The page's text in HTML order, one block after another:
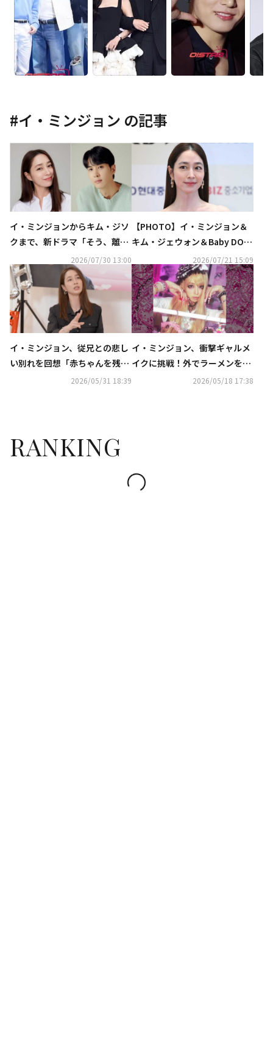
#イ・ミンジョン の記事
イ・ミンジョンからキム・ジソ
クまで、新ドラマ「そう、離婚
しよう」に出演決定2026/07/30 13:00
【PHOTO】イ・ミンジョン＆
キム・ジェウォン＆Baby DON
T Cryら「2026 放送広告フェス
ティバル」レッドカーペットに
出席
2026/07/21 15:09
イ・ミンジョン、従兄との悲し
い別れを回想「赤ちゃんを残し
て天国へ行った」（動画あり）
2026/05/31 18:39
イ・ミンジョン、衝撃ギャルメ
イクに挑戦！外でラーメンを食
べる姿も「誰にも気づかれな
2026/05/18 17:38
RANKING